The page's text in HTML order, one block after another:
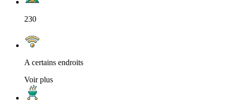
230
A certains endroits
Voir plus